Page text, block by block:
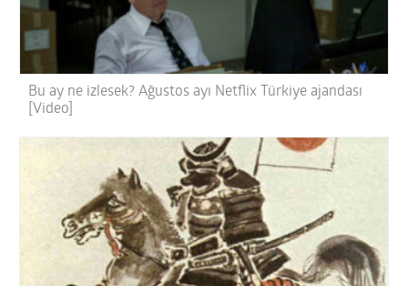
Bu ay ne izlesek? Ağustos ayı Netflix Türkiye ajandası
[Video]